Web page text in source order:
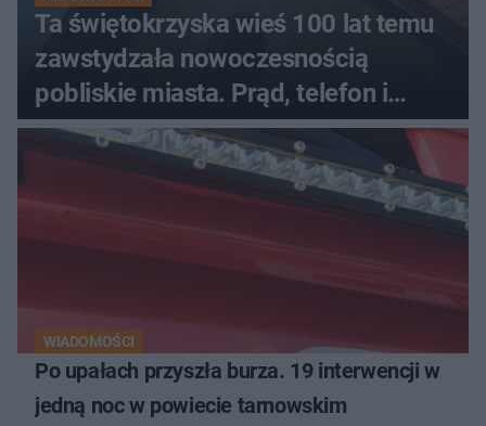
Ta świętokrzyska wieś 100 lat temu
zawstydzała nowoczesnością
pobliskie miasta. Prąd, telefon i
luksusowa auta
WIADOMOŚCI
Po upałach przyszła burza. 19 interwencji w
jedną noc w powiecie tarnowskim